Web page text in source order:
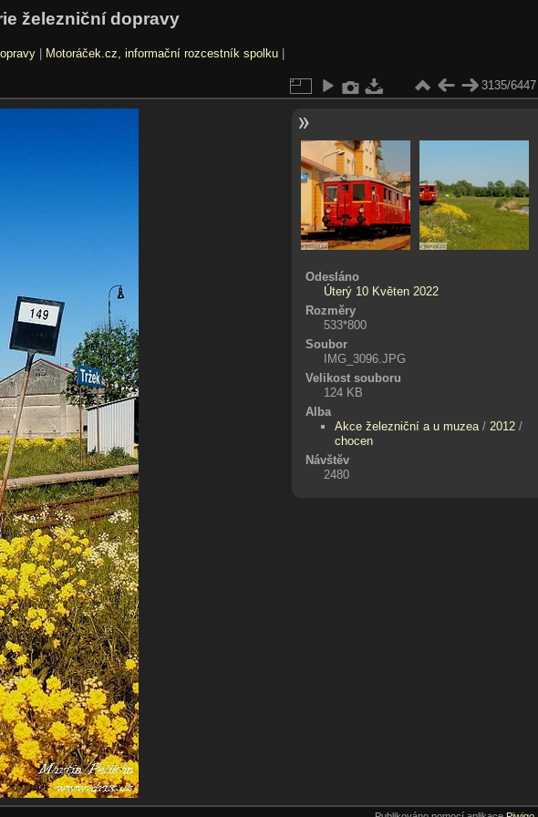
železniční dopravy
| Motoráček.cz, informační rozcestník spolku|
3135/6447
Odesláno
Úterý 10 Květen 2022
Rozměry
533*800
Soubor
IMG_3096.JPG
Velikost souboru
124 KB
Alba
Akce železniční a u muzea / 2012 /
chocen
Návštěv
2480